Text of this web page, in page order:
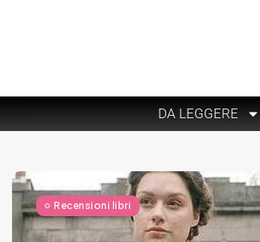
DA LEGGERE
Recensioni libri